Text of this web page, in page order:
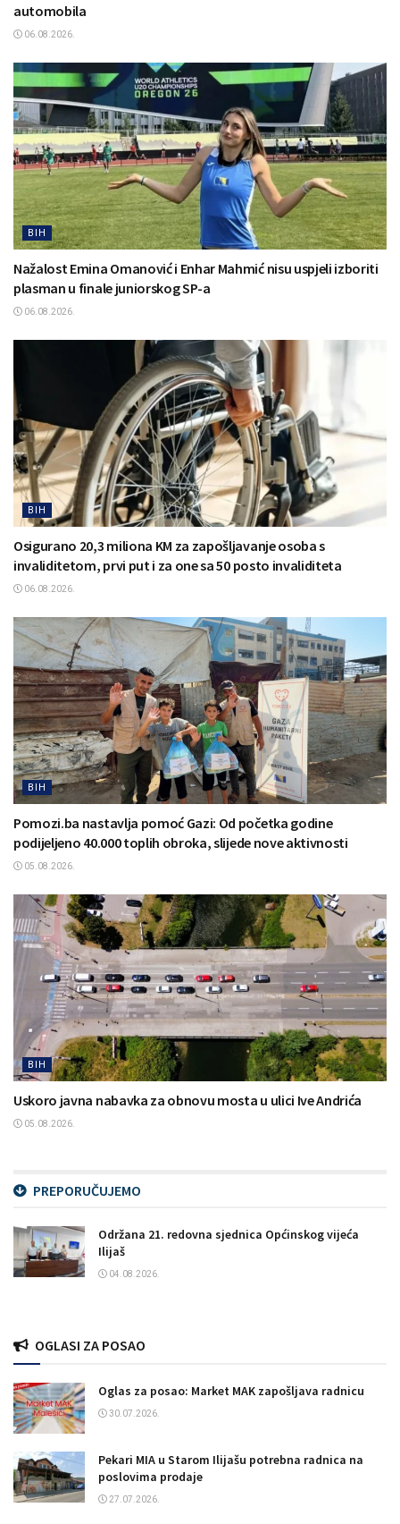
automobila
06.08.2026.
BIH
Nažalost Emina Omanović i Enhar Mahmić nisu uspjeli izboriti
plasman u finale juniorskog SP-a
06.08.2026.
BIH
Osigurano 20,3 miliona KM za zapošljavanje osoba s
invaliditetom, prvi put i za one sa 50 posto invaliditeta
06.08.2026.
BIH
Pomozi.ba nastavlja pomoć Gazi: Od početka godine
podijeljeno 40.000 toplih obroka, slijede nove aktivnosti
05.08.2026.
BIH
Uskoro javna nabavka za obnovu mosta u ulici Ive Andrića
05.08.2026.
PREPORUČUJEMO
Održana 21. redovna sjednica Općinskog vijeća
Ilijaš
04.08.2026.
OGLASI ZA POSAO
Oglas za posao: Market MAK zapošljava radnicu
30.07.2026.
Pekari MIA u Starom Ilijašu potrebna radnica na
poslovima prodaje
27.07.2026.